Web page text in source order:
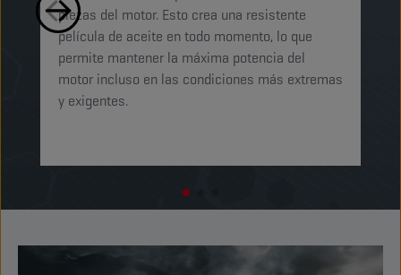
piezas del motor. Esto crea una resistente
película de aceite en todo momento, lo que
permite mantener la máxima potencia del
motor incluso en las condiciones más extremas
y exigentes.